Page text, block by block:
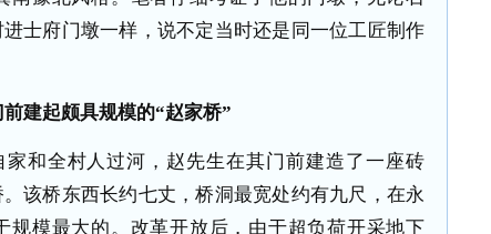
士府门墩一样，说不定当时还是同一位工匠制作
建起颇具规模的“赵家桥”
和全村人过河，赵先生在其门前建造了一座砖
该桥东西长约七丈，桥洞最宽处约有九尺，在永
规模最大的。改革开放后，由于超负荷开采地下